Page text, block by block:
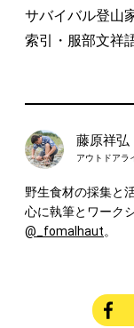
サバイバル登山
索引・服部文祥
藤原祥弘
アウトドアラ
野生食材の採集と
心に執筆とワーク
@_fomalhaut。